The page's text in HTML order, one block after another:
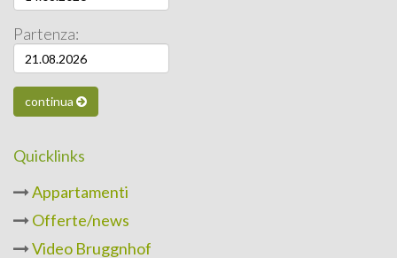
Partenza:
continua
Quicklinks
Appartamenti
Offerte/news
Video Bruggnhof